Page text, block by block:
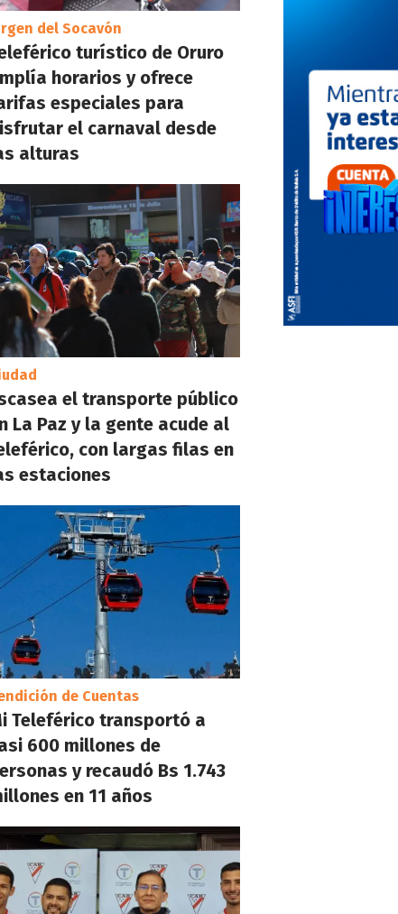
del Socavón
turístico de Oruro
horarios y ofrece
especiales para
el carnaval desde
alturas
el transporte público
La Paz y la gente acude al
con largas filas en
estaciones
de Cuentas
Teleférico transportó a
600 millones de
y recaudó Bs 1.743
en 11 años